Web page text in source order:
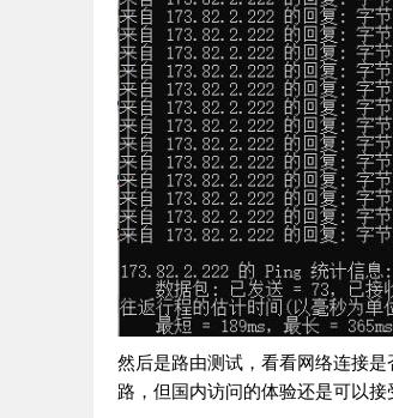
然后是路由测试，看看网络连接
路，但国内访问的体验还是可以接